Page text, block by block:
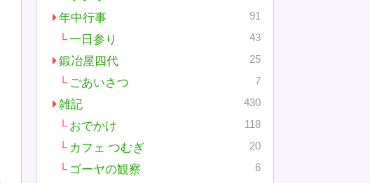
年中行事 91
一日参り 43
鍛冶屋四代 25
ごあいさつ 7
雑記 430
おでかけ 118
カフェ つむぎ 20
ゴーヤの観察 6